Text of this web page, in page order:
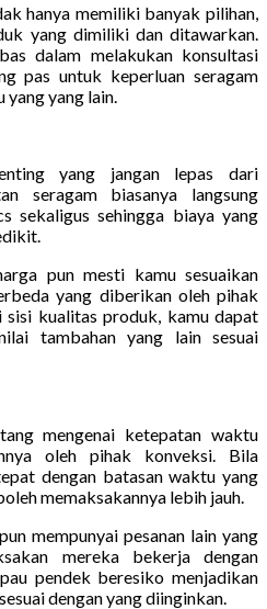
hanya memiliki banyak pilihan,
yang dimiliki dan ditawarkan.
dalam melakukan konsultasi
pas untuk keperluan seragam
yang yang lain.
yang jangan lepas dari
seragam biasanya langsung
sekaligus sehingga biaya yang
pun mesti kamu sesuaikan
yang diberikan oleh pihak
sisi kualitas produk, kamu dapat
tambahan yang lain sesuai
mengenai ketepatan waktu
oleh pihak konveksi. Bila
dengan batasan waktu yang
memaksakannya lebih jauh.
mempunyai pesanan lain yang
mereka bekerja dengan
pendek beresiko menjadikan
dengan yang diinginkan.